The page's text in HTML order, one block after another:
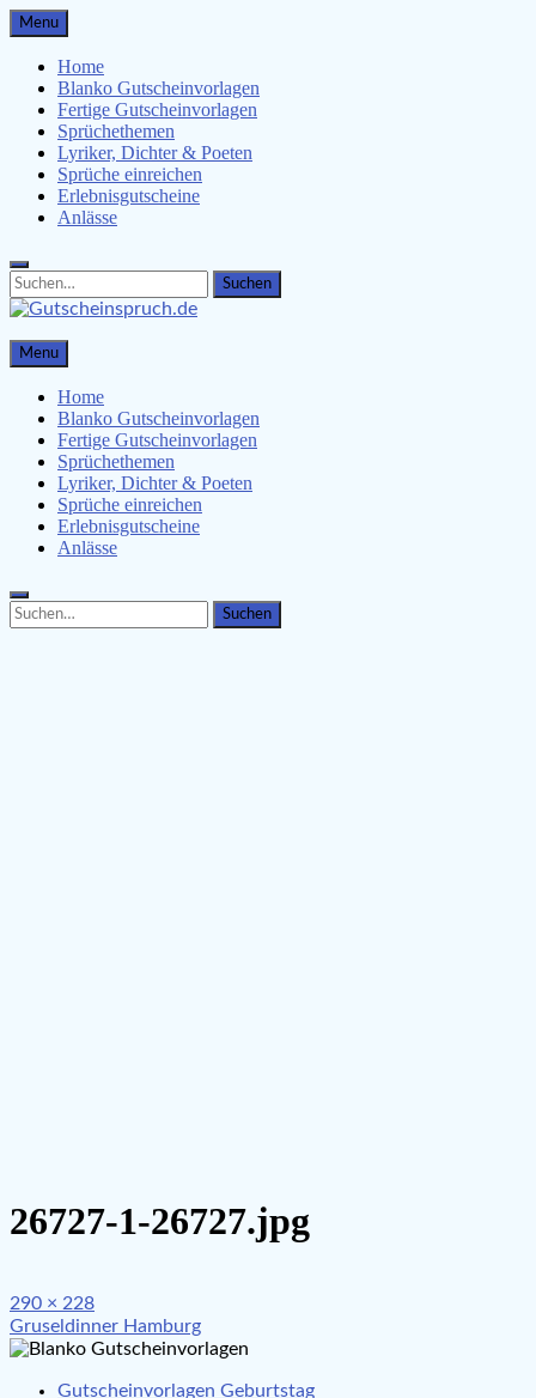
Skip
to
content
Menu
Home
Blanko Gutscheinvorlagen
Fertige Gutscheinvorlagen
Sprüchethemen
Lyriker, Dichter & Poeten
Sprüche einreichen
Erlebnisgutscheine
Anlässe
Search
for:
Search
Gutscheinspruch.de
Gutscheinsprüche & Gutscheinvorlagen finden
Menu
Home
Blanko Gutscheinvorlagen
Fertige Gutscheinvorlagen
Sprüchethemen
Lyriker, Dichter & Poeten
Sprüche einreichen
Erlebnisgutscheine
Anlässe
Search
for:
Search
26727-1-26727.jpg
Full
size
290 × 228
Beitragsnavigation
Gruseldinner Hamburg
Gutscheinvorlagen Geburtstag